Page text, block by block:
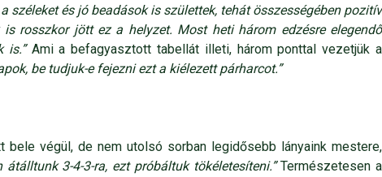
széleket és jó beadások is születtek, tehát összességében pozitív
is rosszkor jött ez a helyzet. Most heti három edzésre elegendő
is.”Ami a befagyasztott tabellát illeti, három ponttal vezetjük a
be tudjuk-e fejezni ezt a kiélezett párharcot.”
végül, de nem utolsó sorban legidősebb lányaink mestere,
3-4-3-ra, ezt próbáltuk tökéletesíteni.”Természetesen a